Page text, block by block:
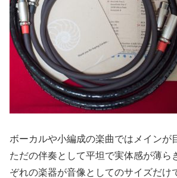
ボーカルや小編成の楽曲ではメインが
ただの伴奏として平坦で実体感が薄ら
ぞれの楽器が音像としてのサイズだけ